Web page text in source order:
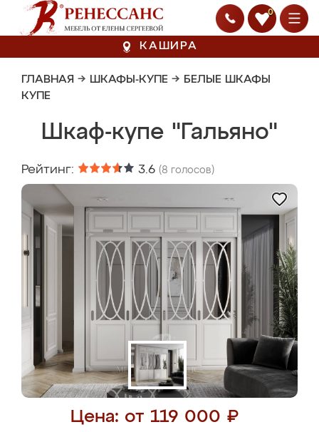
0
КАШИРА
ГЛАВНАЯ → ШКАФЫ-КУПЕ → БЕЛЫЕ ШКАФЫ
КУПЕ
Шкаф-купе "Гальяно"
Рейтинг: 3.6 (8 голосов)
Цена: от 119 000 ₽